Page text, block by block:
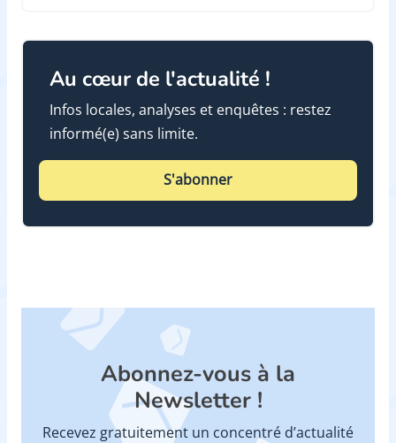
Au cœur de l'actualité !
Infos locales, analyses et enquêtes : restez
informé(e) sans limite.
S'abonner
Abonnez-vous à la
Newsletter !
Recevez gratuitement un concentré d’actualité